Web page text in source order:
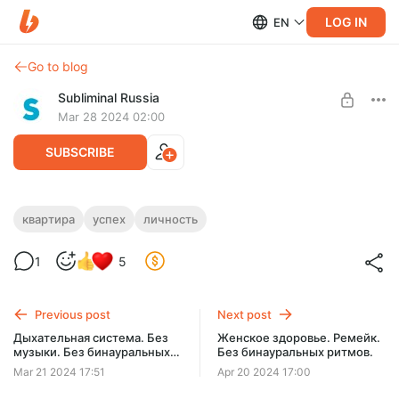
EN LOG IN
Go to blog
Subliminal Russia
Mar 28 2024 02:00
SUBSCRIBE
Получи квартиру своей мечты. Без
Скрытые аффирмации для приобретения квартиры.
Большая поддержка
квартира успех личность
1 5
Previous post
Дыхательная система. Без
музыки. Без бинауральных
ритмов.
Mar 21 2024 17:51
Next post
Женское здоровье. Ремейк.
Без бинауральных ритмов.
Apr 20 2024 17:00